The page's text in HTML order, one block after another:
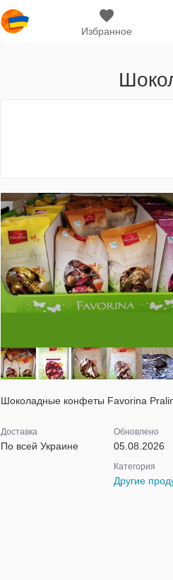
Избранное
Шоколадные конфеты Favorina
Доставка
По всей Украине
Обновлено
05.08.2026
Категория
Другие